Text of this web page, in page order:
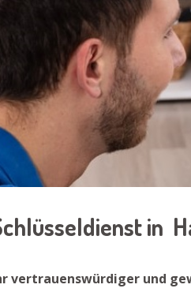
in
vertrauenswürdiger und